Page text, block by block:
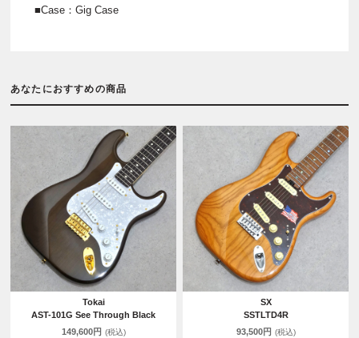
■Case：Gig Case
あなたにおすすめの商品
Tokai
AST-101G See Through Black
149,600円 (税込)
SX
SSTLTD4R
93,500円 (税込)